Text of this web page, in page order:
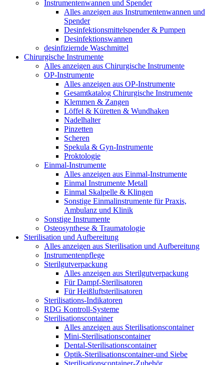
Instrumentenwannen und Spender
Alles anzeigen aus Instrumentenwannen und
Spender
Desinfektionsmittelspender & Pumpen
Desinfektionswannen
desinfiziernde Waschmittel
Chirurgische Instrumente
Alles anzeigen aus Chirurgische Instrumente
OP-Instrumente
Alles anzeigen aus OP-Instrumente
Gesamtkatalog Chirurgische Instrumente
Klemmen & Zangen
Löffel & Küretten & Wundhaken
Nadelhalter
Pinzetten
Scheren
Spekula & Gyn-Instrumente
Proktologie
Einmal-Instrumente
Alles anzeigen aus Einmal-Instrumente
Einmal Instrumente Metall
Einmal Skalpelle & Klingen
Sonstige Einmalinstrumente für Praxis,
Ambulanz und Klinik
Sonstige Instrumente
Osteosynthese & Traumatologie
Sterilisation und Aufbereitung
Alles anzeigen aus Sterilisation und Aufbereitung
Instrumentenpflege
Sterilgutverpackung
Alles anzeigen aus Sterilgutverpackung
Für Dampf-Sterilisatoren
Für Heißluftsterilisatoren
Sterilisations-Indikatoren
RDG Kontroll-Systeme
Sterilisationscontainer
Alles anzeigen aus Sterilisationscontainer
Mini-Sterilisationscontainer
Dental-Sterilisationscontainer
Optik-Sterilisationscontainer-und Siebe
Sterilisationscontainer-Zubehör